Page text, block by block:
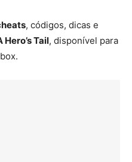
, códigos, dicas e
Hero’s Tail, disponível para